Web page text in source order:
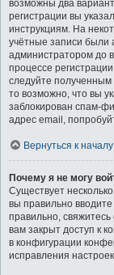
возможны два
регистрации вы
инструкциям. На
учётные записи были
администратором до
процессе
следуйте
то возможно, что вы
заблокирован спам-
адрес email,
Вернуться к началу
Почему я не могу
Существует
вы правильно
правильно,
вам закрыт доступ к
в конфигурации
исправления